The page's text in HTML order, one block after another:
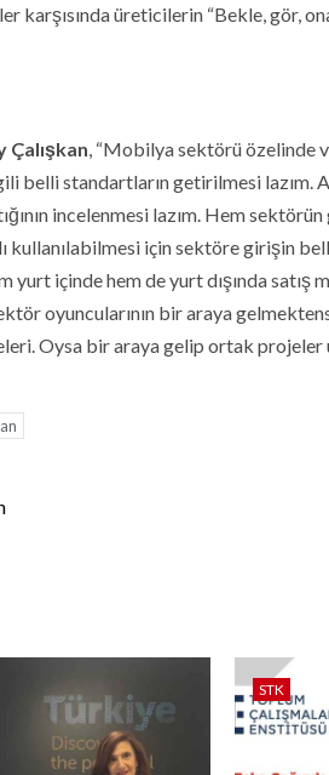
karşısında üreticilerin “Bekle, gör,
Çalışkan, “Mobilya sektörü özelinde
standartların getirilmesi lazım.
incelenmesi lazım. Hem
kullanılabilmesi için sektöre girişin
yurt içinde hem de yurt dışında satış
oyuncularının bir araya
Oysa bir araya gelip ortak
STK